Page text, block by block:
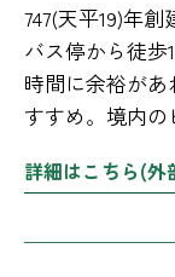
747(天平19)年
バス停から徒歩
時間に余裕が
すすめ。境内の
詳細はこちら(外